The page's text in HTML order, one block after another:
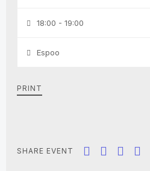
18:00 - 19:00
Espoo
PRINT
SHARE EVENT